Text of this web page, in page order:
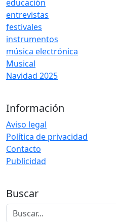
educación
entrevistas
festivales
instrumentos
música electrónica
Musical
Navidad 2025
Información
Aviso legal
Política de privacidad
Contacto
Publicidad
Buscar